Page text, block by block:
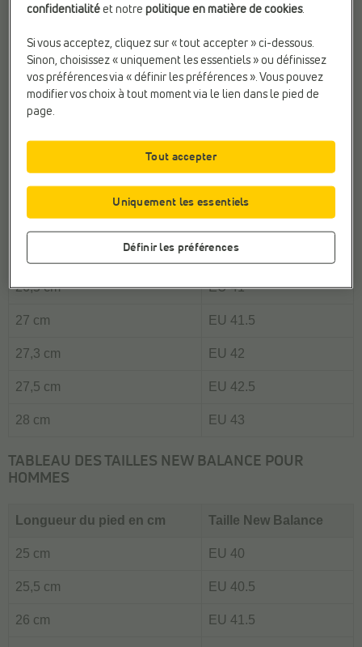
24 cm EU 37.5
24,5 cm EU 38
24,8 cm
EU 39
25,3 cm EU 39.5
25,5 cm EU 40
EU 40.5
26,5 cm EU 41
27 cm EU 41.5
27,3 cm EU 42
27,5 cm EU 42.5
28 cm EU 43
TABLEAU DES TAILLES NEW BALANCE POUR
HOMMES
Longueur du pied en cm Taille New Balance
25 cm EU 40
25,5 cm EU 40.5
26 cm EU 41.5
confidentialité et notrepolitique en matière de cookies.
Si vous acceptez, cliquez sur « tout accepter » ci-dessous.
Sinon, choisissez « uniquement les essentiels » ou définissez
vos préférences via « définir les préférences ». Vous pouvez
modifier vos choix à tout moment via le lien dans le pied de
page.
Définir les préférences
Uniquement les essentiels
Tout accepter